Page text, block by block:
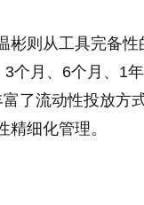
彬则从工具完备
个月、6个月、1
了流动性投放方
细化管理。